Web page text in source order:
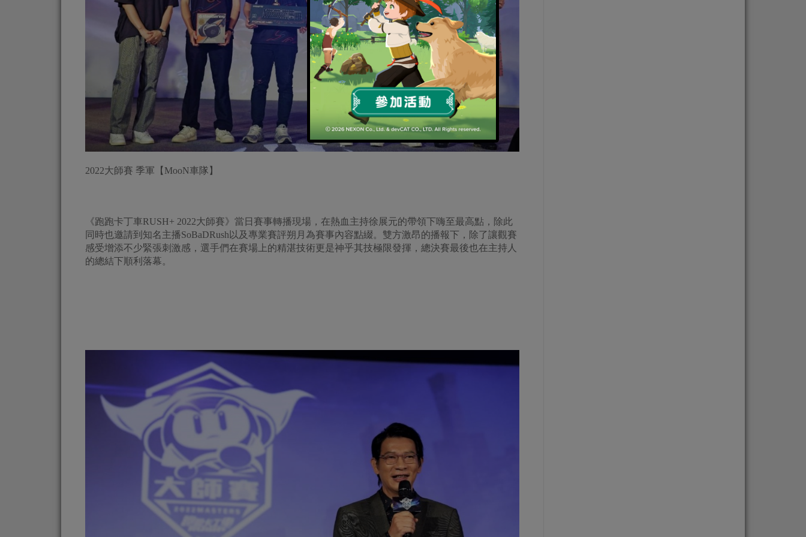
2022大師賽 季軍【MooN車隊】
《跑跑卡丁車RUSH+ 2022大師賽》當日賽事轉播現場，在熱血主持徐展元的帶領下嗨至最高點，除此
同時也邀請到知名主播SoBaDRush以及專業賽評朔月為賽事內容點綴。雙方激昂的播報下，除了讓觀賽
感受增添不少緊張刺激感，選手們在賽場上的精湛技術更是神乎其技極限發揮，總決賽最後也在主持人
的總結下順利落幕。